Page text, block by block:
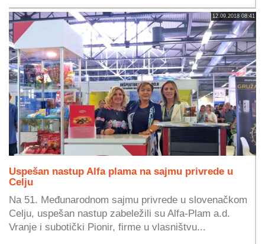
12.09.2018 08:41
Uspešan nastup Alfa plama na sajmu privrede u
Celju
Na 51. Međunarodnom sajmu privrede u slovenačkom
Celju, uspešan nastup zabeležili su Alfa-Plam a.d.
Vranje i subotički Pionir, firme u vlasništvu...